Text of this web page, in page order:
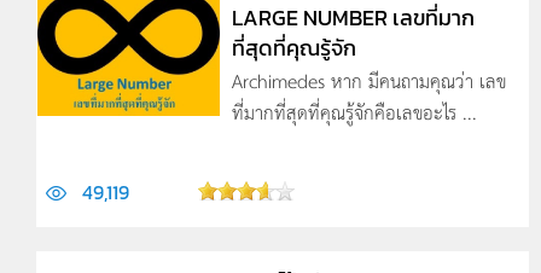
LARGE NUMBER เลขที่มาก
ที่สุดที่คุณรู้จัก
Archimedes หาก มีคนถามคุณว่า เลข
ที่มากที่สุดที่คุณรู้จักคือเลขอะไร ...
49,119